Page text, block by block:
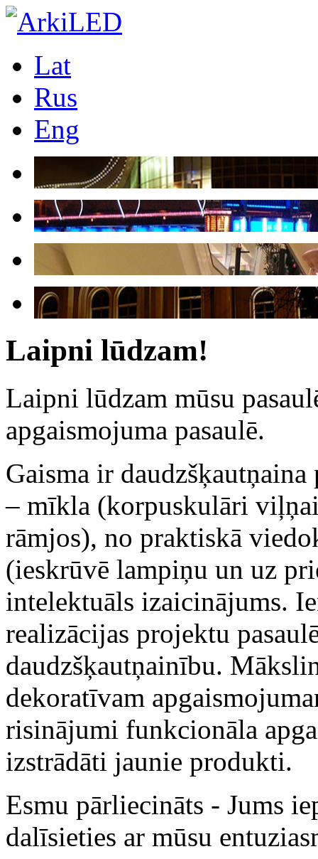
Lat
Rus
Eng
Laipni lūdzam!
Laipni lūdzam mūsu
apgaismojuma pasaulē.
Gaisma ir
– mīkla (korpuskulāri
rāmjos), no praktiskā
(ieskrūvē lampiņu un uz
intelektuāls izaicinājums.
realizācijas projektu
daudzšķautņainību.
dekoratīvam
risinājumi funkcionāla
izstrādāti jaunie produkti.
Esmu pārliecināts - Jums
dalīsieties ar mūsu